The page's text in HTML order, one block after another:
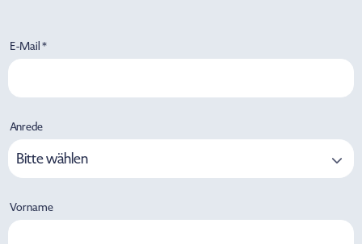
E-Mail *
Anrede
Bitte wählen
Vorname